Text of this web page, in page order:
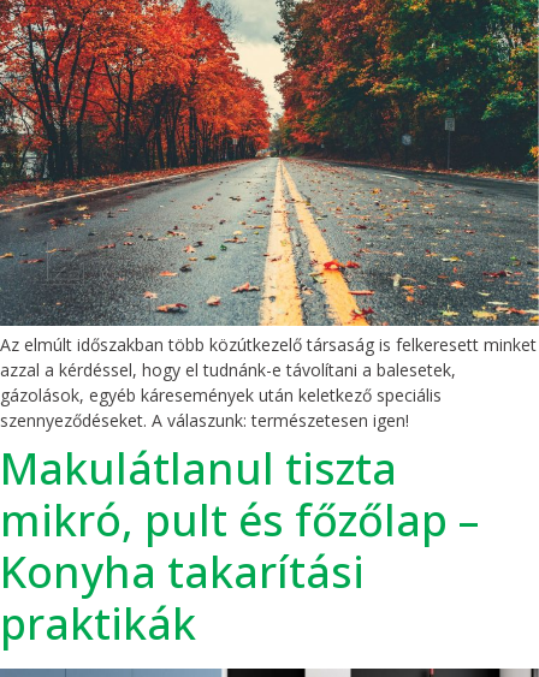
Az elmúlt időszakban több közútkezelő társaság is felkeresett minket
azzal a kérdéssel, hogy el tudnánk-e távolítani a balesetek,
gázolások, egyéb káresemények után keletkező speciális
szennyeződéseket. A válaszunk: természetesen igen!
Makulátlanul tiszta
mikró, pult és főzőlap –
Konyha takarítási
praktikák